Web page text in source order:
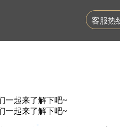
一起来了解下吧~
一起来了解下吧~
客服热